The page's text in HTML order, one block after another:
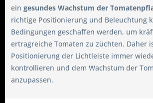
ein gesundes Wachstum der
richtige Positionierung und Beleuchtung
Bedingungen geschaffen werden, um
ertragreiche Tomaten zu züchten. Daher
Positionierung der Lichtleiste immer
kontrollieren und dem Wachstum der
anzupassen.